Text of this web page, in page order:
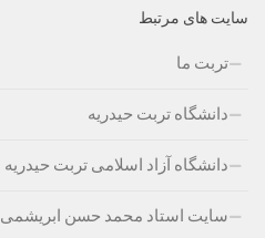
سایت های مرتبط
تربت ما
دانشگاه تربت حیدریه
دانشگاه آزاد اسلامی تربت حیدریه
سایت استاد محمد حسن ابریشمی